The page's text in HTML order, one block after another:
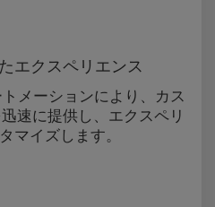
エクスペリエンス
メーションにより、カス
速に提供し、エクスペリ
マイズします。